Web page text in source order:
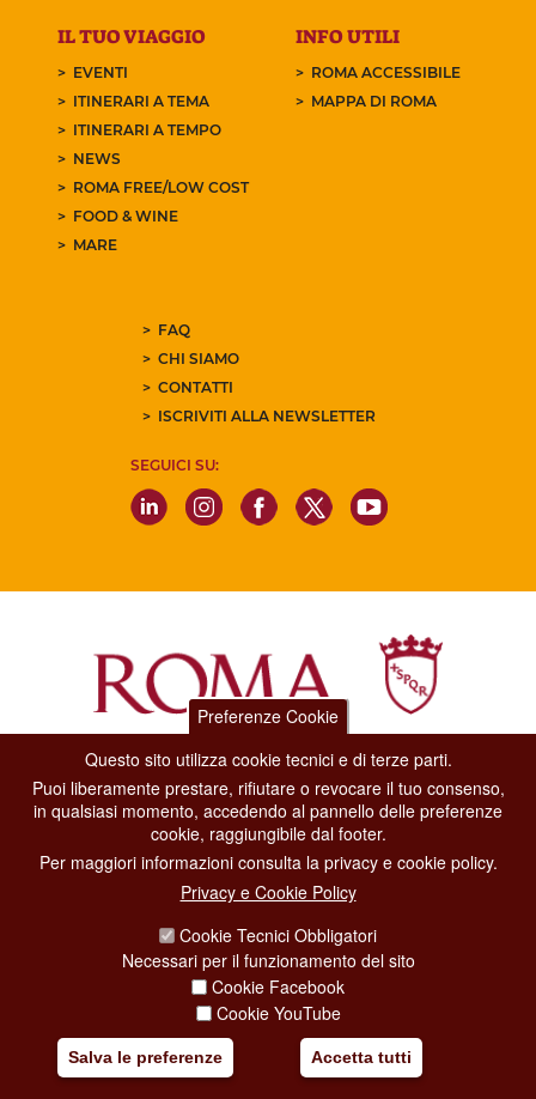
IL TUO VIAGGIO
EVENTI
ITINERARI A TEMA
ITINERARI A TEMPO
NEWS
ROMA FREE/LOW COST
FOOD & WINE
MARE
INFO UTILI
ROMA ACCESSIBILE
MAPPA DI ROMA
FAQ
CHI SIAMO
CONTATTI
ISCRIVITI ALLA NEWSLETTER
SEGUICI SU:
Dipartimento Grandi Eventi, Sport, Turismo e Moda.
Via di San Basilio, 51
00187 Roma
CONTACT CENTER TEL. 06 06 08
CONTATTA LA REDAZIONE
SOCIAL MEDIA POLICY
Preferenze Cookie
Questo sito utilizza cookie tecnici e di terze parti.
Puoi liberamente prestare, rifiutare o revocare il tuo consenso,
in qualsiasi momento, accedendo al pannello delle preferenze
cookie, raggiungibile dal footer.
Per maggiori informazioni consulta la privacy e cookie policy.
Privacy e Cookie Policy
Cookie Tecnici Obbligatori
Necessari per il funzionamento del sito
Cookie Facebook
Cookie YouTube
Salva le preferenze Accetta tutti